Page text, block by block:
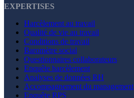
EXPERTISES
Harcèlement au travail
Qualité de vie au travail
Conditions de travail
Baromètre social
Questionnaires collaborateurs
Enquête harcèlement
Analyses de données RH
Accompagnement du management
Enquête RPS